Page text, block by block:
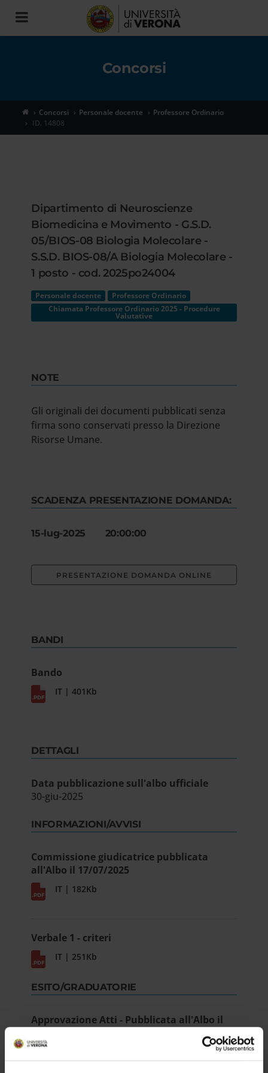
Toggle
navigation
Concorsi
Concorsi Personale docente
Professore Ordinario
ID. 14808
Dipartimento di Neuroscienze
Biomedicina e Movimento - G.S.D.
05/BIOS-08 Biologia Molecolare -
S.S.D. BIOS-08/A Biologia Molecolare -
1 posto - cod. 2025po24004
Personale docente
Professore Ordinario
Chiamata Professore Ordinario 2025 - Procedure
Valutative
NOTE
Gli originali dei documenti pubblicati senza
firma sono conservati presso la Direzione
Risorse Umane.
SCADENZA PRESENTAZIONE DOMANDA:
15-lug-2025 20:00:00
PRESENTAZIONE DOMANDA ONLINE
BANDI
Bando
IT | 401Kb
DETTAGLI
Data pubblicazione sull'albo ufficiale
30-giu-2025
INFORMAZIONI/AVVISI
Commissione giudicatrice pubblicata
all'Albo il 17/07/2025
IT | 182Kb
Verbale 1 - criteri
IT | 251Kb
ESITO/GRADUATORIE
Approvazione Atti - Pubblicata all'Albo il